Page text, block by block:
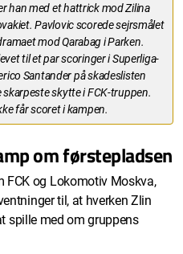
han med et hattrick mod Zilina
Pavlovic scorede sejrsmålet
mod Qarabag i Parken.
til et par scoringer i Superliga-
Santander på skadeslisten
skytte i FCK-truppen.
får scoret i kampen.
om førstepladsen
og Lokomotiv Moskva,
til, at hverken Zlin
spille med om gruppens